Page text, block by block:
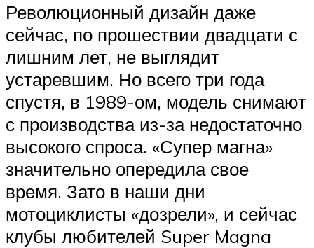
Революционный дизайн даже
сейчас, по прошествии двадцати с
лишним лет, не выглядит
устаревшим. Но всего три года
спустя, в 1989-ом, модель снимают
с производства из-за недостаточно
высокого спроса. «Супер магна»
значительно опередила свое
время. Зато в наши дни
мотоциклисты «дозрели», и сейчас
клубы любителей Super Magna